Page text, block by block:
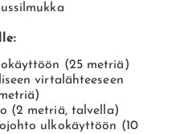
(25 metriä)
virtalähteeseen
(2 metriä, talvella)
ulkokäyttöön (10